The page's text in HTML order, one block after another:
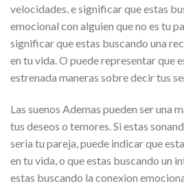
velocidades. e significar que estas
emocional con alguien que no es tu
significar que estas buscando una
en tu vida. O puede representar que
estrenada maneras sobre decir tus
Las suenos Ademas pueden ser una
tus deseos o temores. Si estas
seri­a tu pareja, puede indicar que
en tu vida, o que estas buscando un
estas buscando la conexion